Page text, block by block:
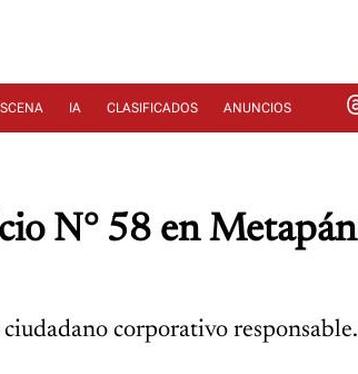
IA CLASIFICADOS ANUNCIOS
N° 58 en Metapán
corporativo responsable.